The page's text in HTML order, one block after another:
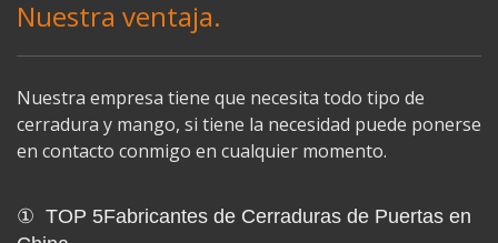
Nuestra ventaja.
Nuestra empresa tiene que necesita todo tipo de
cerradura y mango, si tiene la necesidad puede ponerse
en contacto conmigo en cualquier momento.
① TOP 5Fabricantes de Cerraduras de Puertas en